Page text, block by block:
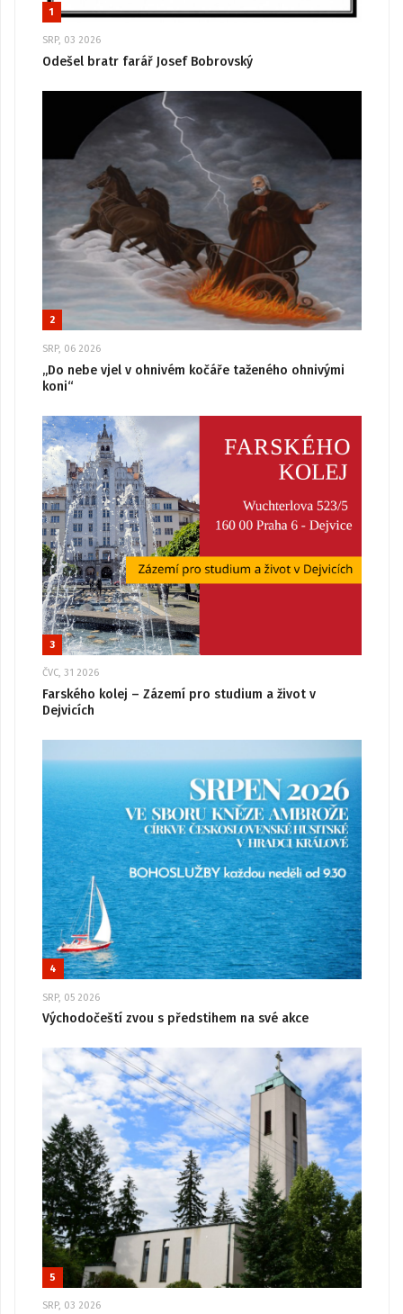
1
SRP, 03 2026
Odešel bratr farář Josef Bobrovský
2
SRP, 06 2026
„Do nebe vjel v ohnivém kočáře taženého ohnivými
koni“
3
ČVC, 31 2026
Farského kolej – Zázemí pro studium a život v
Dejvicích
4
SRP, 05 2026
Východočeští zvou s předstihem na své akce
5
SRP, 03 2026